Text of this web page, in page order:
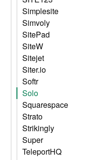
Simplesite
Simvoly
SitePad
SiteW
Sitejet
Siter.io
Softr
Solo
Squarespace
Strato
Strikingly
Super
TeleportHQ